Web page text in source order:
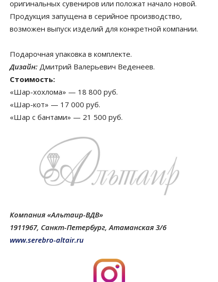
оригинальных сувениров или положат начало новой.
Продукция запущена в серийное производство,
возможен выпуск изделий для конкретной компании.
Подарочная упаковка в комплекте.
Дизайн: Дмитрий Валерьевич Веденеев.
Стоимость:
«Шар-хохлома» — 18 800 руб.
«Шар-кот» — 17 000 руб.
«Шар с бантами» — 21 500 руб.
Компания «Альтаир-ВДВ»
1911967, Санкт-Петербург, Атаманская 3/6
www.serebro-altair.ru